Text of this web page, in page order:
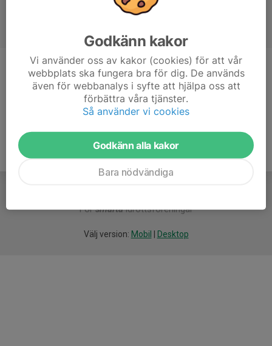
Titel
Tränare
Ålder
68 år
Försmartaidrottsföreningar
Välj version: Mobil Desktop
Godkänn kakor
Vi använder oss av kakor (cookies) för att vår
webbplats ska fungera bra för dig. De används
även för webbanalys i syfte att hjälpa oss att
förbättra våra tjänster.
Så använder vi cookies
Godkänn alla kakor
Bara nödvändiga